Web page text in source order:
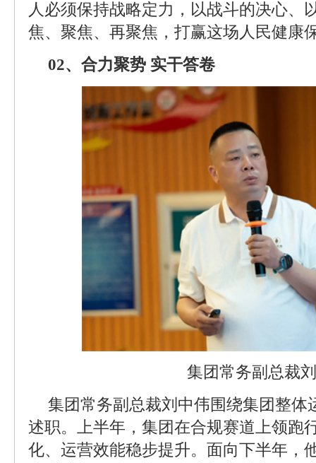
人必须保持战略定力，以战斗的决心、
焦、聚焦、再聚焦，打赢这场人民健康
02、合力聚势 实干答卷
集团常务副总裁
集团常务副总裁刘中伟围绕集团整体
述职。上半年，集团在合规赛道上领跑
化、运营效能稳步提升。面向下半年，